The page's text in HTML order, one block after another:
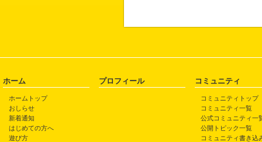
ホーム
ホームトップ
おしらせ
新着通知
はじめての方へ
遊び方
プロフィール コミュニティ
コミュニティトップ
コミュニティ一覧
公式コミュニティ一
公開トピック一覧
コミュニティ書き込